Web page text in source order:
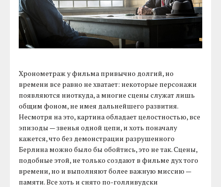
Хронометраж у фильма привычно долгий, но
времени все равно не хватает: некоторые персонажи
появляются ниоткуда, а многие сцены служат лишь
общим фоном, не имея дальнейшего развития.
Несмотря на это, картина обладает целостностью, все
эпизоды — звенья одной цепи, и хоть поначалу
кажется, что без демонстрации разрушенного
Берлина можно было бы обойтись, это не так. Сцены,
подобные этой, не только создают в фильме дух того
времени, но и выполняют более важную миссию —
памяти. Все хоть и снято по-голливудски